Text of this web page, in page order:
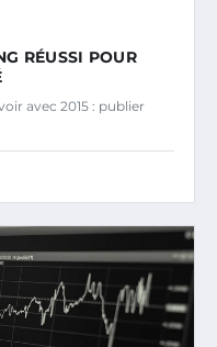
RÉUSSI POUR
avec 2015 : publier